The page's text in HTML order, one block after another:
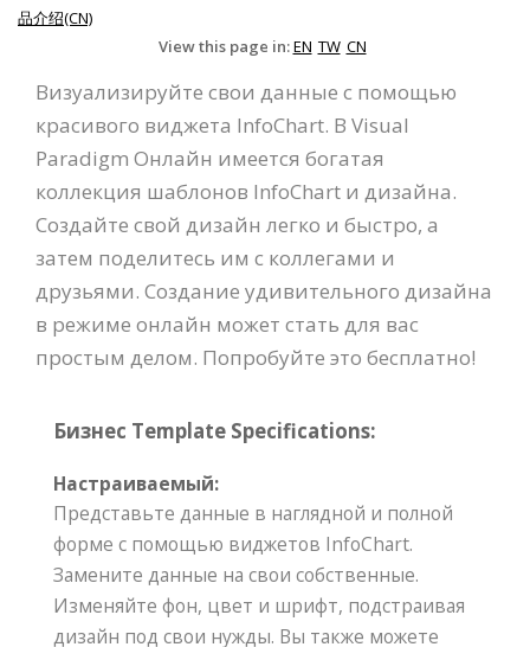
品介绍(CN)
View this page in:EN TW CN
Визуализируйте свои данные с помощью
красивого виджета InfoChart. В Visual
Paradigm Онлайн имеется богатая
коллекция шаблонов InfoChart и дизайна.
Создайте свой дизайн легко и быстро, а
затем поделитесь им с коллегами и
друзьями. Создание удивительного дизайна
в режиме онлайн может стать для вас
простым делом. Попробуйте это бесплатно!
Бизнес Template Specifications:
Настраиваемый:
Представьте данные в наглядной и полной
форме с помощью виджетов InfoChart.
Замените данные на свои собственные.
Изменяйте фон, цвет и шрифт, подстраивая
дизайн под свои нужды. Вы также можете